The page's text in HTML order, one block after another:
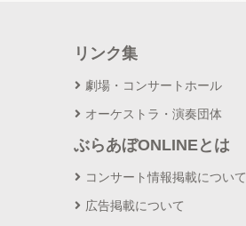
リンク集
劇場・コンサートホール
オーケストラ・演奏団体
ぶらあぼONLINEとは
コンサート情報掲載について
広告掲載について